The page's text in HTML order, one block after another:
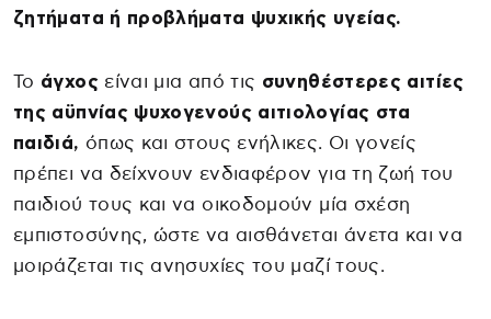
ζητήματα ή προβλήματα ψυχικής υγείας.
Το άγχοςείναι μια από τις συνηθέστερες αιτίες
της αϋπνίας ψυχογενούς αιτιολογίας στα
παιδιά, όπως και στους ενήλικες. Οι γονείς
πρέπει να δείχνουν ενδιαφέρον για τη ζωή του
παιδιού τους και να οικοδομούν μία σχέση
εμπιστοσύνης, ώστε να αισθάνεται άνετα και να
μοιράζεται τις ανησυχίες του μαζί τους.